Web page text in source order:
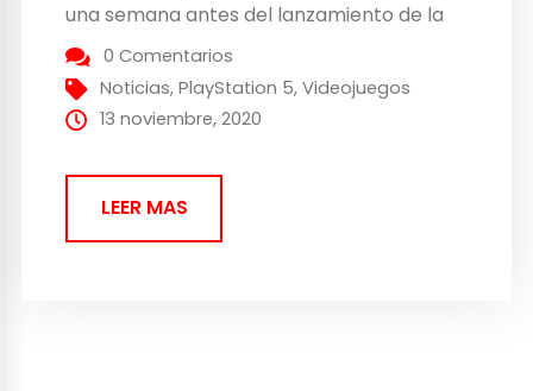
una semana antes del lanzamiento de la
consola en España y que estrena hoy su
tráiler de lanzamiento. Ha sido
desarrollado en los últimos tres años por
0 Comentarios
Noticias,PlayStation 5,Videojuegos
13 noviembre, 2020
LEER MAS